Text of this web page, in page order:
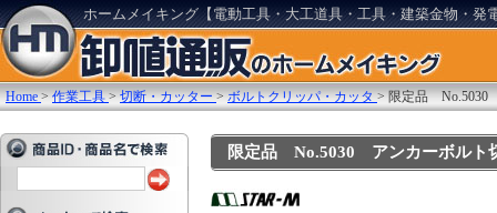
ホームメイキング【電動工具・大工道具・工具・建築金物・発
Home >作業工具 >切断・カッター >ボルトクリッパ・カッタ >限定品
限定品 No.5030 アンカーボル